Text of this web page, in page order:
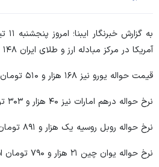
آمریکا در مرکز مبادله ارز و طلای ایران ۱۴۸ هزار و ۱۳ تومان است.
قیمت حواله یورو نیز ۱۶۸ هزار و ۵۱۰ تومان است.
نرخ حواله درهم امارات نیز ۴۰ هزار و ۳۰۳ تومان است.
نرخ حواله روبل روسیه یک هزار و ۸۹۱ تومان است.
نرخ حواله یوان چین ۲۱ هزار و ۷۹۰ تومان است.